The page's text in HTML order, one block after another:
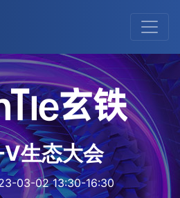
生态大会
03-02 13:30-16:30